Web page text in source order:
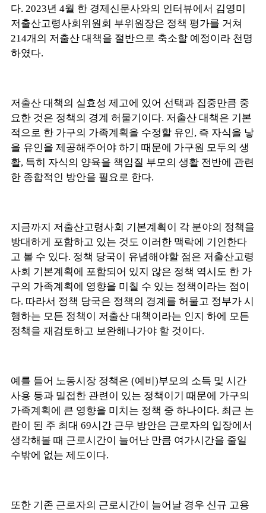
다. 2023년 4월 한 경제신문사와의 인터뷰에서 김영미
저출산고령사회위원회 부위원장은 정책 평가를 거쳐
214개의 저출산 대책을 절반으로 축소할 예정이라 천명
하였다.
저출산 대책의 실효성 제고에 있어 선택과 집중만큼 중
요한 것은 정책의 경계 허물기이다. 저출산 대책은 기본
적으로 한 가구의 가족계획을 수정할 유인, 즉 자식을 낳
을 유인을 제공해주어야 하기 때문에 가구원 모두의 생
활, 특히 자식의 양육을 책임질 부모의 생활 전반에 관련
한 종합적인 방안을 필요로 한다.
지금까지 저출산고령사회 기본계획이 각 분야의 정책을
방대하게 포함하고 있는 것도 이러한 맥락에 기인한다
고 볼 수 있다. 정책 당국이 유념해야할 점은 저출산고령
사회 기본계획에 포함되어 있지 않은 정책 역시도 한 가
구의 가족계획에 영향을 미칠 수 있는 정책이라는 점이
다. 따라서 정책 당국은 정책의 경계를 허물고 정부가 시
행하는 모든 정책이 저출산 대책이라는 인지 하에 모든
정책을 재검토하고 보완해나가야 할 것이다.
예를 들어 노동시장 정책은 (예비)부모의 소득 및 시간
사용 등과 밀접한 관련이 있는 정책이기 때문에 가구의
가족계획에 큰 영향을 미치는 정책 중 하나이다. 최근 논
란이 된 주 최대 69시간 근무 방안은 근로자의 입장에서
생각해볼 때 근로시간이 늘어난 만큼 여가시간을 줄일
수밖에 없는 제도이다.
또한 기존 근로자의 근로시간이 늘어날 경우 신규 고용